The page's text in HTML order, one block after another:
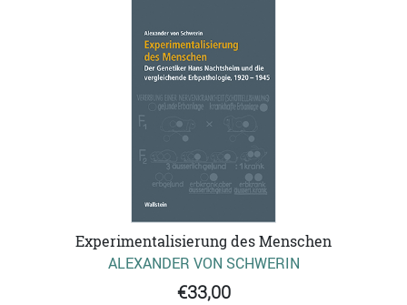
Experimentalisierung des Menschen
ALEXANDER VON SCHWERIN
€33,00